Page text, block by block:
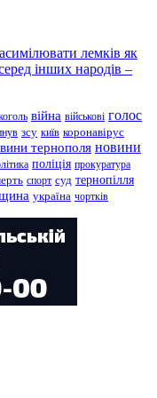
лемків як
інших народів –
війна військові голос
зсу київ коронавірус
тернополя новини
поліція прокуратура
спорт суд тернопілля
україна чортків